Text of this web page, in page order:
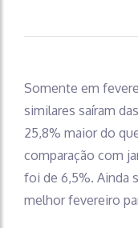
Somente em
similares saíram
25,8% maior do
comparação com
foi de 6,5%. Ainda
melhor fevereiro